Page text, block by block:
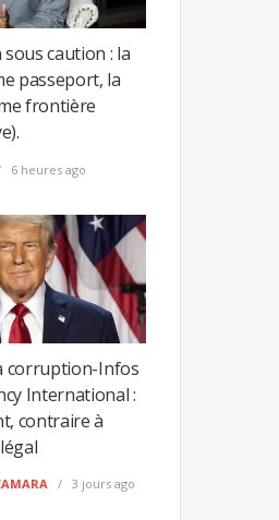
caution : la
passeport, la
frontière
6 heures ago
corruption-Infos
International :
contraire à
3 jours ago